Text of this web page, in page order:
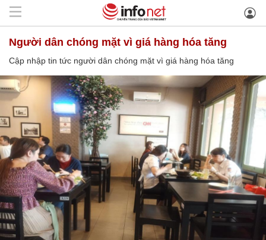
người dân chóng mặt vì giá hàng hóa tăng
Cập nhập tin tức người dân chóng mặt vì giá hàng hóa tăng